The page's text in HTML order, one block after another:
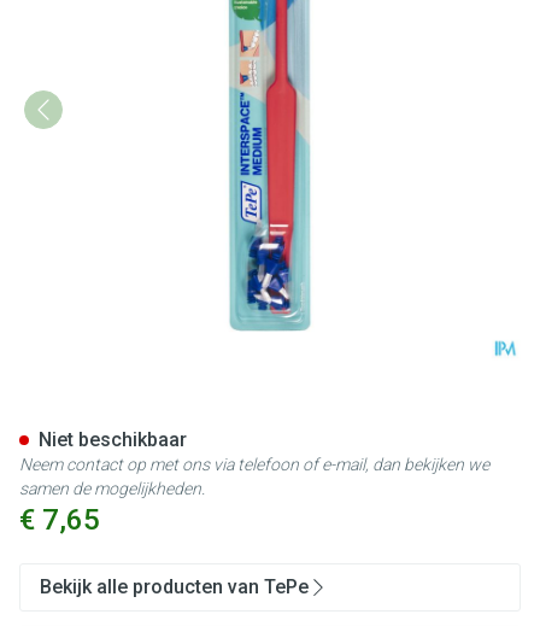
€ 7,65
Niet beschikbaar
Neem contact op met ons via telefoon of e-mail, dan bekijken we
samen de mogelijkheden.
Bekijk alle producten van TePe